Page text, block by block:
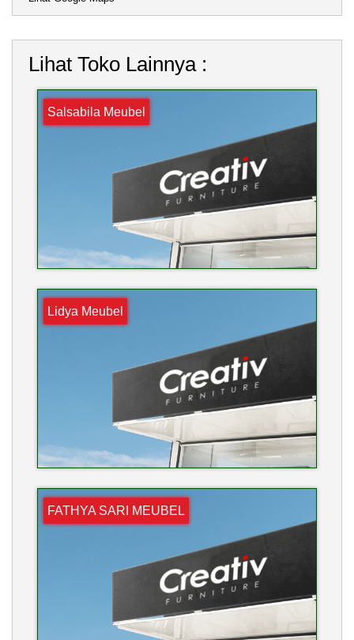
Lihat Toko Lainnya :
Salsabila Meubel
Lidya Meubel
FATHYA SARI MEUBEL